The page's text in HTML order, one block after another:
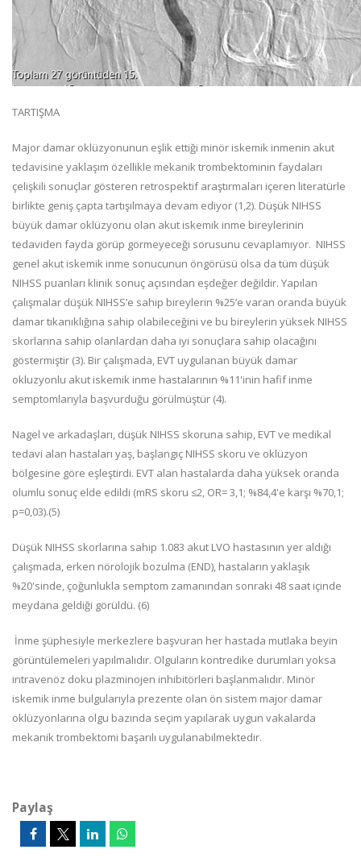
TARTIŞMA
Major damar oklüzyonunun eşlik ettiği minör iskemik inmenin akut
tedavisine yaklaşım özellikle mekanik trombektominin faydaları
çelişkili sonuçlar gösteren retrospektif araştırmaları içeren literatürle
birlikte geniş çapta tartışılmaya devam ediyor (1,2). Düşük NIHSS
büyük damar oklüzyonu olan akut iskemik inme bireylerinin
tedaviden fayda görüp görmeyeceği sorusunu cevaplamıyor. NIHSS
genel akut iskemik inme sonucunun öngörüsü olsa da tüm düşük
NIHSS puanları klinik sonuç açısından eşdeğer değildir. Yapılan
çalışmalar düşük NIHSS’e sahip bireylerin %25’e varan oranda büyük
damar tıkanıklığına sahip olabileceğini ve bu bireylerin yüksek NIHSS
skorlarına sahip olanlardan daha iyi sonuçlara sahip olacağını
göstermiştir (3). Bir çalışmada, EVT uygulanan büyük damar
okluzyonlu akut iskemik inme hastalarının %11'inin hafif inme
semptomlarıyla başvurduğu görülmüştür (4).
Nagel ve arkadaşları, düşük NIHSS skoruna sahip, EVT ve medikal
tedavi alan hastaları yaş, başlangıç NIHSS skoru ve oklüzyon
bölgesine göre eşleştirdi. EVT alan hastalarda daha yüksek oranda
olumlu sonuç elde edildi (mRS skoru ≤2, OR= 3,1; %84,4'e karşı %70,1;
p=0,03).(5)
Düşük NIHSS skorlarına sahip 1.083 akut LVO hastasının yer aldığı
çalışmada, erken nörolojik bozulma (END), hastaların yaklaşık
%20'sinde, çoğunlukla semptom zamanından sonraki 48 saat içinde
meydana geldiği görüldü. (6)
İnme şüphesiyle merkezlere başvuran her hastada mutlaka beyin
görüntülemeleri yapılmalıdır. Olguların kontredike durumları yoksa
intravenöz doku plazminojen inhibitörleri başlanmalıdır. Minör
iskemik inme bulgularıyla prezente olan ön sistem major damar
oklüzyonlarına olgu bazında seçim yapılarak uygun vakalarda
mekanik trombektomi başarılı uygulanabilmektedir.
Paylaş